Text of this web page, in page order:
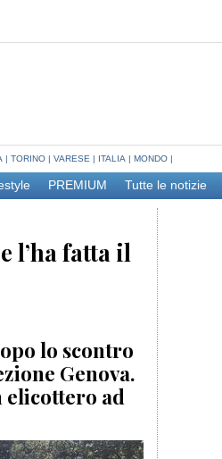
| TORINO | VARESE | ITALIA | MONDO |
PREMIUM Tutte le notizie
l’ha fatta il
lo scontro
Genova.
elicottero ad